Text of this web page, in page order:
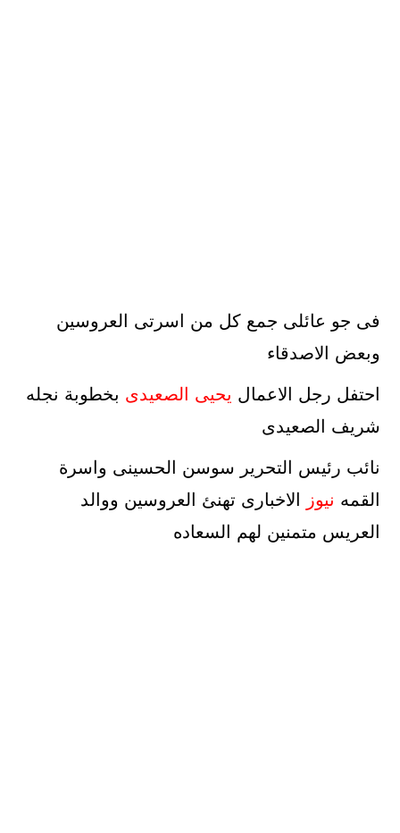
فى جو عائلى جمع كل من اسرتى العروسين
وبعض الاصدقاء
احتفل رجل الاعمال يحيى الصعيدى بخطوبة نجله
شريف الصعيدى
نائب رئيس التحرير سوسن الحسينى واسرة
القمه نيوز
الاخبارى تهنئ العروسين ووالد
العريس متمنين لهم السعاده